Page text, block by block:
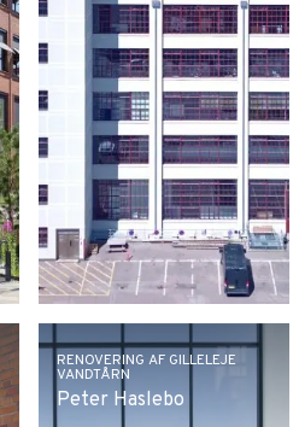
RENOVERING AF GILLELEJE
VANDTÅRN
Peter Haslebo